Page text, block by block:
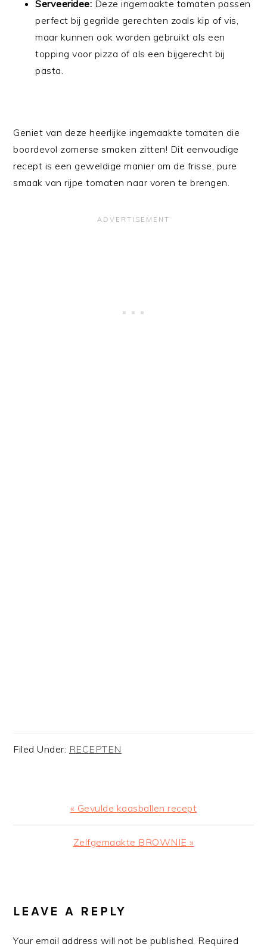
Serveeridee: Deze ingemaakte tomaten passen
perfect bij gegrilde gerechten zoals kip of vis,
maar kunnen ook worden gebruikt als een
topping voor pizza of als een bijgerecht bij
pasta.
Geniet van deze heerlijke ingemaakte tomaten die
boordevol zomerse smaken zitten! Dit eenvoudige
recept is een geweldige manier om de frisse, pure
smaak van rijpe tomaten naar voren te brengen.
Filed Under: RECEPTEN
Previous
Post:
« Gevulde kaasballen recept
Next
Zelfgemaakte BROWNIE »
INTERACTIONS
LEAVE A REPLY
Your email address will not be published. Required